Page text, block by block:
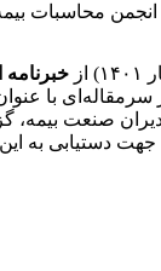
محاسبات
خبرنامه
صنعت بیمه،
جهت دستیابی به